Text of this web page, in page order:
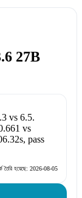
27B
vs 6.5.
vs
, pass
হয়েছে: 2026-08-05